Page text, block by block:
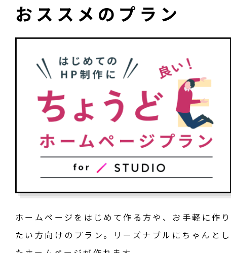
おススメのプラン
ホームページをはじめて作る方や、お手軽に作り
たい方向けのプラン。リーズナブルにちゃんとし